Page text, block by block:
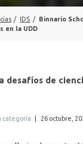
/ IDS /
Binnario
en la UDD
desafíos de
categoría 26 octubre,